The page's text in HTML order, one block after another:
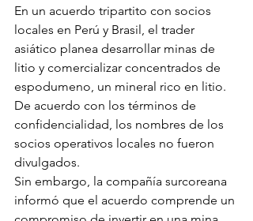
En un acuerdo tripartito con socios
locales en Perú y Brasil, el trader
asiático planea desarrollar minas de
litio y comercializar concentrados de
espodumeno, un mineral rico en litio.
De acuerdo con los términos de
confidencialidad, los nombres de los
socios operativos locales no fueron
divulgados.
Sin embargo, la compañía surcoreana
informó que el acuerdo comprende un